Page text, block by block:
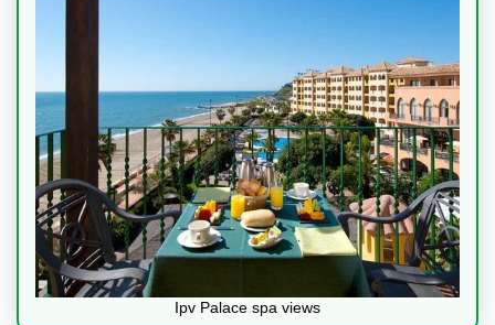
Ipv Palace spa views